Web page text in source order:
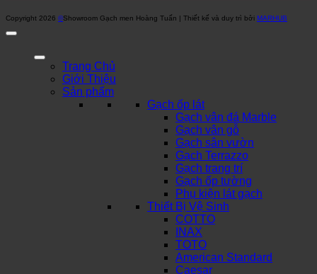
Copyright 2026 ©Showroom Gạch men Hoàng Tuấn | Thiết kế và duy trì bởi MARHUB
Trang Chủ
Giới Thiệu
Sản phẩm
Gạch ốp lát
Gạch vân đá Marble
Gạch vân gỗ
Gạch sân vườn
Gạch Terrazzo
Gạch trang trí
Gạch ốp tường
Phụ kiện lát gạch
Thiết Bị Vệ Sinh
COTTO
INAX
TOTO
American Standard
Caesar